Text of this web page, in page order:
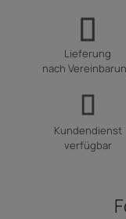
Lieferung
nach
Kundendienst
verfügbar